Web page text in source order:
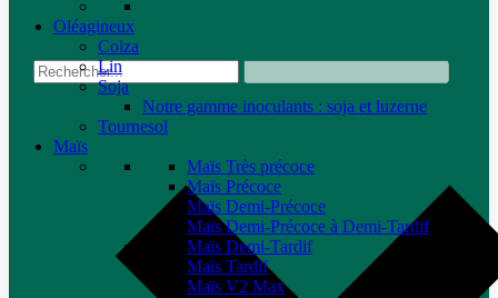
Oléagineux
Colza
Lin
Soja
Notre gamme inoculants : soja et luzerne
Tournesol
Maïs
Maïs Très précoce
Maïs Précoce
Maïs Demi-Précoce
Maïs Demi-Précoce à Demi-Tardif
Maïs Demi-Tardif
Maïs Tardif
Maïs V2 Max